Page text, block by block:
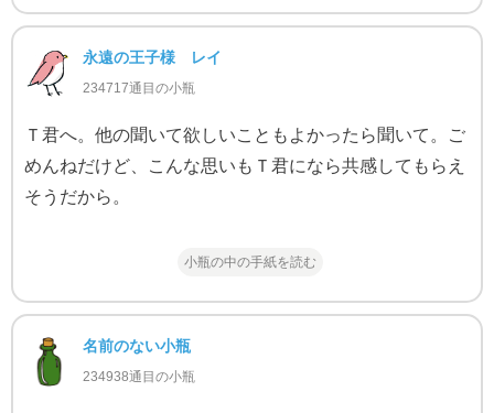
永遠の王子様 レイ
234717通目の小瓶
Ｔ君へ。他の聞いて欲しいこともよかったら聞いて。ご
めんねだけど、こんな思いもＴ君になら共感してもらえ
そうだから。
小瓶の中の手紙を読む
名前のない小瓶
234938通目の小瓶